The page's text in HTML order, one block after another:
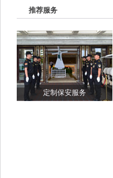
推荐服务
定制保安服务